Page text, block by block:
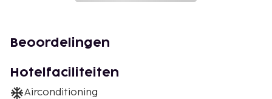
Beoordelingen
Hotelfaciliteiten
Airconditioning